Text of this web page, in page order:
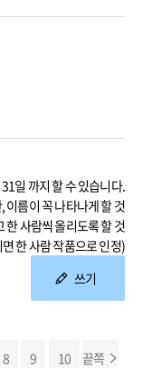
일 까지 할 수 있습니다.
름이 꼭 나타나게 할 것
사람씩 올리도록 할 것
한 사람 작품으로 인정)
쓰기
8 9 10 끝쪽